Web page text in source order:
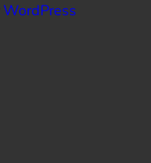
WordPress